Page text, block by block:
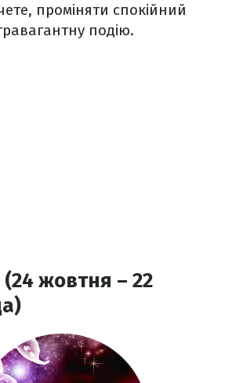
проміняти спокійний
подію.
жовтня – 22